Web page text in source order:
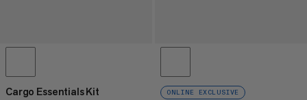
Cargo Essentials Kit ONLINE EXCLUSIVE